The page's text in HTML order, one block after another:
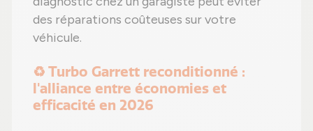
des réparations coûteuses sur votre
véhicule.
♻️ Turbo Garrett reconditionné :
l'alliance entre économies et
efficacité en 2026